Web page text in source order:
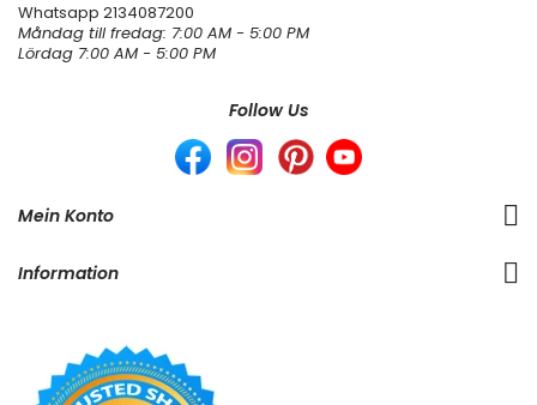
Whatsapp 2134087200
Måndag till fredag: 7:00 AM - 5:00 PM
Lördag 7:00 AM - 5:00 PM
Follow Us
Mein Konto
Information